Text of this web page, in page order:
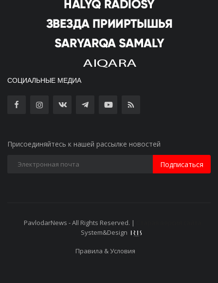
СОЦИАЛЬНЫЕ МЕДИА
Присоединяйтесь к нашей рассылке новостей
Подписаться
PavlodarNews - All Rights Reserved. |
System&Design
Правила & Условия